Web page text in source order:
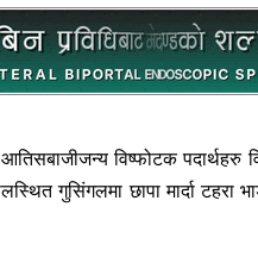
विष्फोटक पदार्थहरु
गुसिंगलमा छापा मार्दा